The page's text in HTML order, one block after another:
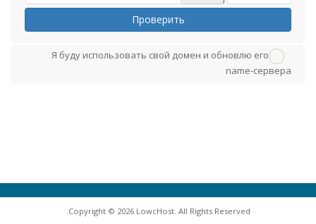
Проверить
Я буду использовать свой домен и обновлю его
name-сервера
Copyright © 2026 LowcHost. All Rights Reserved.